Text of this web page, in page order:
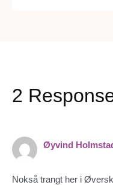
2
Øyvind
Nokså trangt her i